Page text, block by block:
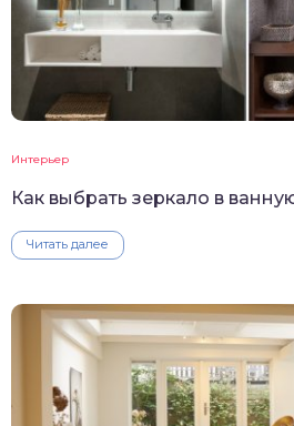
Интерьер
Как выбрать зеркало в
Читать далее